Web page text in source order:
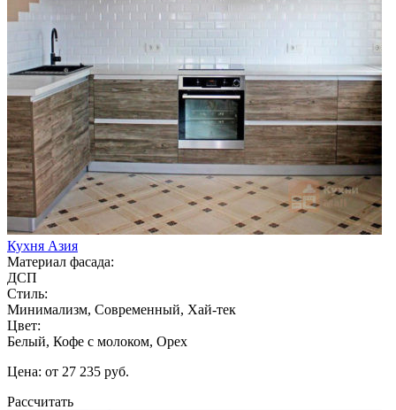
Кухня Азия
Материал фасада:
ДСП
Стиль:
Минимализм, Современный, Хай-тек
Цвет:
Белый, Кофе с молоком, Орех
Цена: от 27 235 руб.
Рассчитать